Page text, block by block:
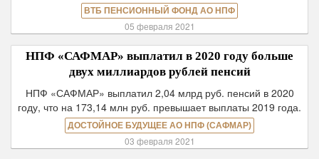
ВТБ ПЕНСИОННЫЙ ФОНД АО НПФ
05 февраля 2021
НПФ «САФМАР» выплатил в 2020 году больше
двух миллиардов рублей пенсий
НПФ «САФМАР» выплатил 2,04 млрд руб. пенсий в 2020
году, что на 173,14 млн руб. превышает выплаты 2019 года.
ДОСТОЙНОЕ БУДУЩЕЕ АО НПФ (САФМАР)
03 февраля 2021